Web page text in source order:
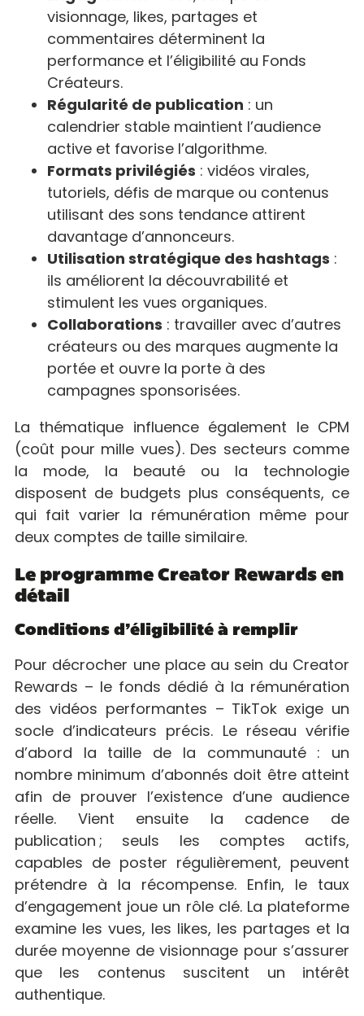
visionnage, likes, partages et
commentaires déterminent la
performance et l’éligibilité au Fonds
Créateurs.
Régularité de publication : un
calendrier stable maintient l’audience
active et favorise l’algorithme.
Formats privilégiés : vidéos virales,
tutoriels, défis de marque ou contenus
utilisant des sons tendance attirent
davantage d’annonceurs.
Utilisation stratégique des hashtags :
ils améliorent la découvrabilité et
stimulent les vues organiques.
Collaborations : travailler avec d’autres
créateurs ou des marques augmente la
portée et ouvre la porte à des
campagnes sponsorisées.
La thématique influence également le CPM
(coût pour mille vues). Des secteurs comme
la mode, la beauté ou la technologie
disposent de budgets plus conséquents, ce
qui fait varier la rémunération même pour
deux comptes de taille similaire.
Le programme Creator Rewards en
détail
Conditions d’éligibilité à remplir
Pour décrocher une place au sein du Creator
Rewards – le fonds dédié à la rémunération
des vidéos performantes – TikTok exige un
socle d’indicateurs précis. Le réseau vérifie
d’abord la taille de la communauté : un
nombre minimum d’abonnés doit être atteint
afin de prouver l’existence d’une audience
réelle. Vient ensuite la cadence de
publication ; seuls les comptes actifs,
capables de poster régulièrement, peuvent
prétendre à la récompense. Enfin, le taux
d’engagement joue un rôle clé. La plateforme
examine les vues, les likes, les partages et la
durée moyenne de visionnage pour s’assurer
que les contenus suscitent un intérêt
authentique.